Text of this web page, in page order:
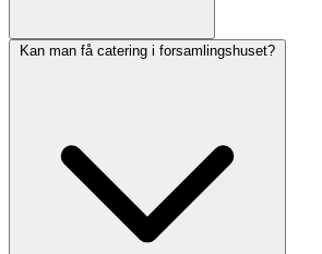
Kan man få catering i forsamlingshuset?